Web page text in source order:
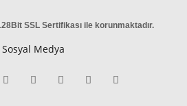
SSL Sertifikası ile korunmaktadır.
Sosyal Medya